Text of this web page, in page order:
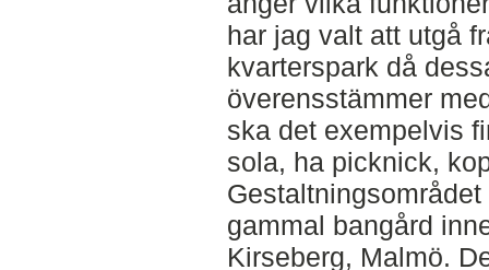
har jag valt att utgå
kvarterspark då
överensstämmer
ska det exempelvis
sola, ha picknick,
gammal bangård
Kirseberg, Malmö.